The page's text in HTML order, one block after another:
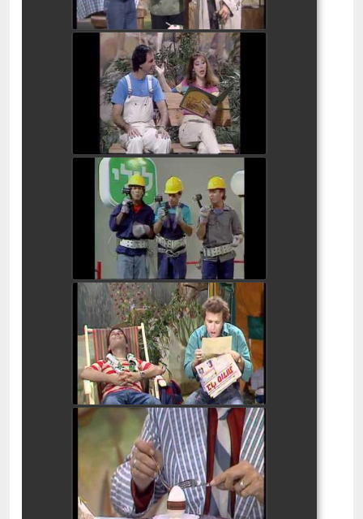
בלי סודות - שורוק 1
watch video
בלי סודות חריק 2
watch video
בלי סודות - חיריק 4
watch video
בלי סודות צירה 3
watch video